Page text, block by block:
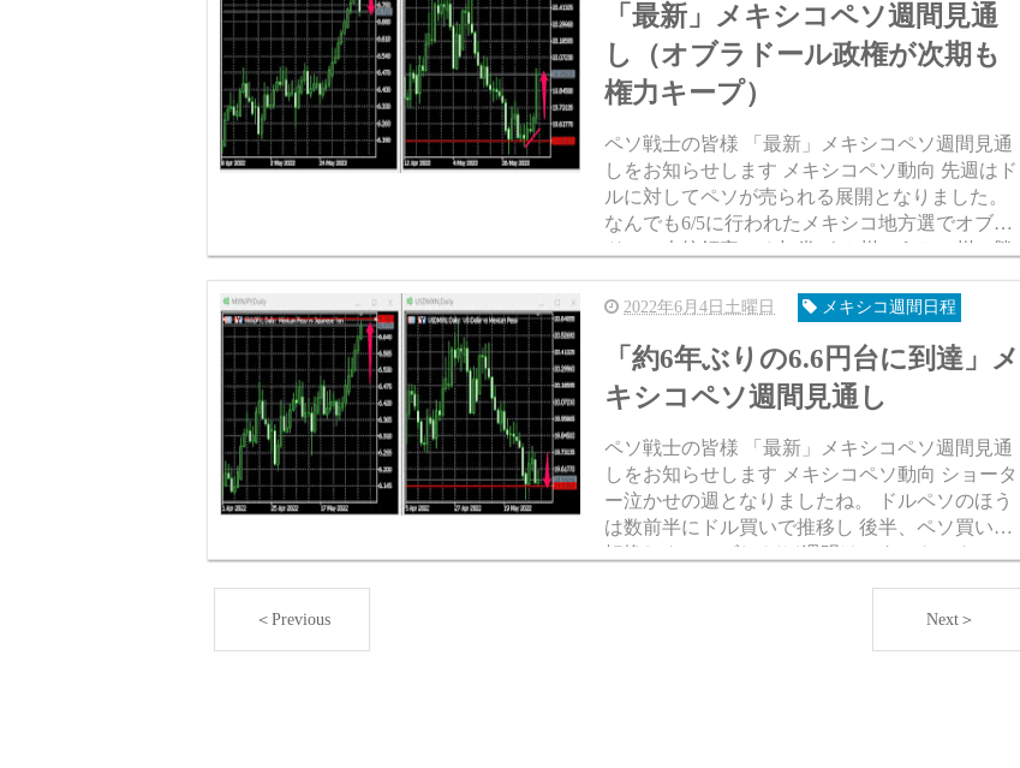
「最新」メキシコペソ週間見通
し（オブラドール政権が次期も
権力キープ）
ペソ戦士の皆様 「最新」メキシコペソ週間見通
しをお知らせします メキシコペソ動向 先週はド
ルに対してペソが売られる展開となりました。
なんでも6/5に行われたメキシコ地方選でオブラ
ドール大統領率いる与党が ６州のうち４州で勝
利したことで オブラドール大統領政権が次の
4年の大...
2022年6月4日土曜日 メキシコ週間日程
「約6年ぶりの6.6円台に到達」メ
キシコペソ週間見通し
ペソ戦士の皆様 「最新」メキシコペソ週間見通
しをお知らせします メキシコペソ動向 ショータ
ー泣かせの週となりましたね。 ドルペソのほう
は数前半にドル買いで推移し 後半、ペソ買いに
転換しクローズし ほぼ週明けスタートとクロー
＜Previous Next＞